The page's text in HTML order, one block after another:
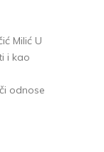
Milić U
i kao
odnose